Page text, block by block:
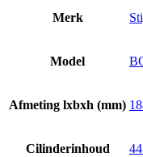
Merk
Model
Afmeting lxbxh (mm)
Cilinderinhoud